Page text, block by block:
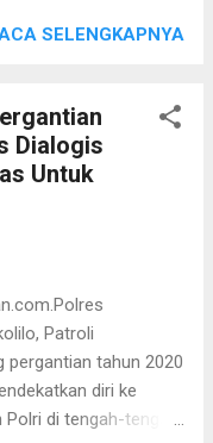
Tugas
Seperti terlihat
dan Kapolsek
S.E., S.H., yang
Pesanggrahan,
Bangkalan
maka semakin
mendapat apresiasi
"Kami akan
hubungan yang
TNI dan POLRI,
AKBP Rama
SELENGKAPNYA
Dialogis
Untuk
Patroli
pergantian tahun 2020
diri ke
Polri di tengah-tengah